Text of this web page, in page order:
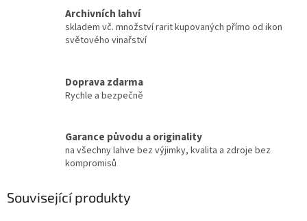
Archivních lahví
skladem vč. množství rarit kupovaných přímo od ikon
světového vinařství
Doprava zdarma
Rychle a bezpečně
Garance původu a originality
na všechny lahve bez výjimky, kvalita a zdroje bez
kompromisů
Související produkty